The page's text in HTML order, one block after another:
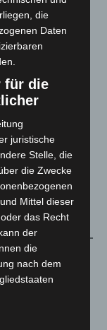
1.887
1.269
die
Daten
für die
juristische
Stelle, die
die Zwecke
Mittel dieser
das Recht
der
die
nach dem